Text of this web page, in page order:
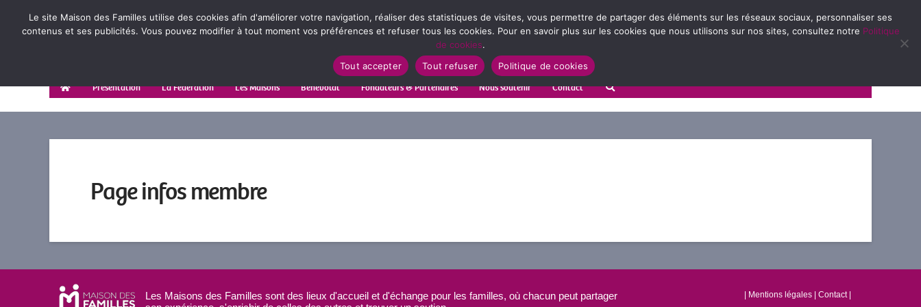
Présentation La Fédération Les Maisons Bénévolat Fondateurs & Partenaires Nous soutenir Contact
Page infos membre
Les Maisons des Familles sont des lieux d'accueil et d'échange pour les familles, où chacun peut partager
Mentions légales Contact|
Le site Maison des Familles utilise des cookies afin d'améliorer votre navigation, réaliser des statistiques de visites, vous permettre de partager des éléments sur les réseaux sociaux, personnaliser ses
contenus et ses publicités. Vous pouvez modifier à tout moment vos préférences et refuser tous les cookies. Pour en savoir plus sur les cookies que nous utilisons sur nos sites, consultez notre Politique
de cookies.
Tout accepter
Tout refuser Politique de cookies